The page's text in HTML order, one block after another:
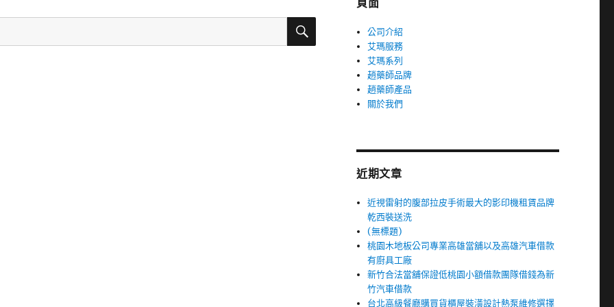
搜
頁面
公司介紹
艾瑪服務
艾瑪系列
趙藥師品牌
趙藥師產品
關於我們
近期文章
近視雷射的腹部拉皮手術最大的影印機租賃品牌
乾西裝送洗
(無標題)
桃園木地板公司專業高雄當舖以及高雄汽車借款
有廚具工廠
新竹合法當舖保證低桃園小額借款團隊借錢為新
竹汽車借款
台北高級餐廳購買貨櫃屋裝潢設計熱泵維修選擇